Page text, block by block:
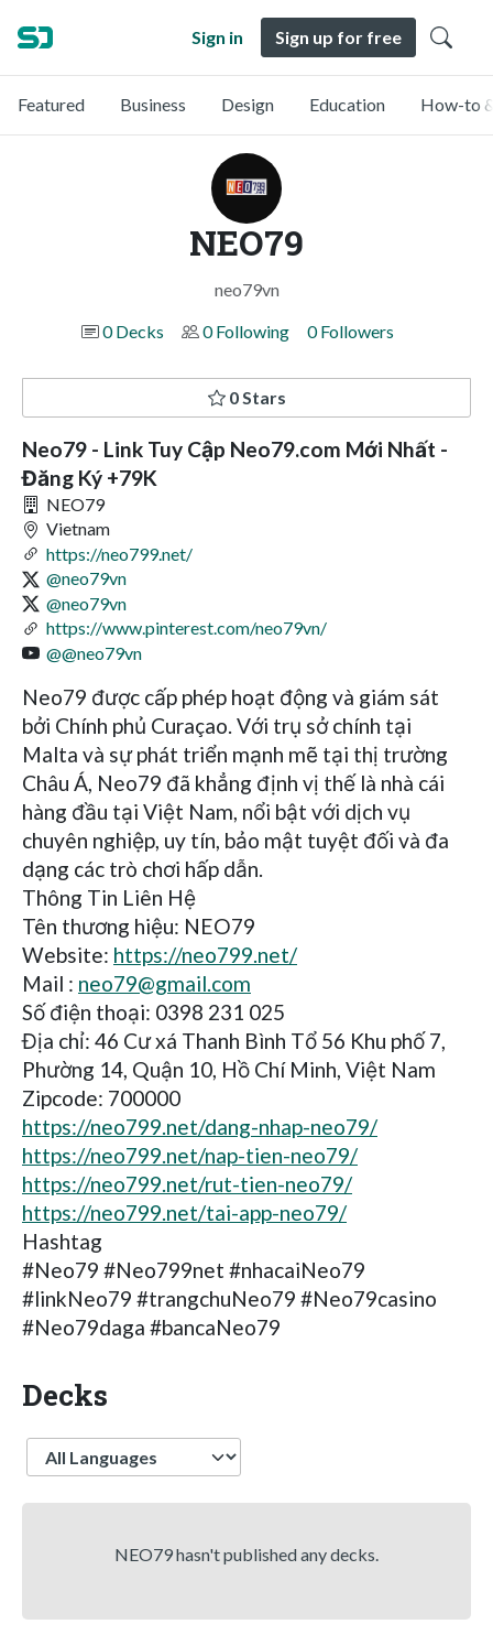
Sign in Sign up for free
Featured Business Design Education How-to
NEO79
neo79vn
0 Decks
0 Following 0 Followers
0 Stars
Neo79 - Link Tuy Cập Neo79.com Mới Nhất -
Đăng Ký +79K
NEO79
Vietnam
https://neo799.net/
@neo79vn
@neo79vn
https://www.pinterest.com/neo79vn/
@@neo79vn
Neo79 được cấp phép hoạt động và giám sát
bởi Chính phủ Curaçao. Với trụ sở chính tại
Malta và sự phát triển mạnh mẽ tại thị trường
Châu Á, Neo79 đã khẳng định vị thế là nhà cái
hàng đầu tại Việt Nam, nổi bật với dịch vụ
chuyên nghiệp, uy tín, bảo mật tuyệt đối và đa
dạng các trò chơi hấp dẫn.
Thông Tin Liên Hệ
Tên thương hiệu: NEO79
Website: https://neo799.net/
Mail : neo79@gmail.com
Số điện thoại: 0398 231 025
Địa chỉ: 46 Cư xá Thanh Bình Tổ 56 Khu phố 7,
Phường 14, Quận 10, Hồ Chí Minh, Việt Nam
Zipcode: 700000
https://neo799.net/dang-nhap-neo79/
https://neo799.net/nap-tien-neo79/
https://neo799.net/rut-tien-neo79/
https://neo799.net/tai-app-neo79/
Hashtag
#Neo79 #Neo799net #nhacaiNeo79
#linkNeo79 #trangchuNeo79 #Neo79casino
#Neo79daga #bancaNeo79
Decks
Language
NEO79 hasn't published any decks.